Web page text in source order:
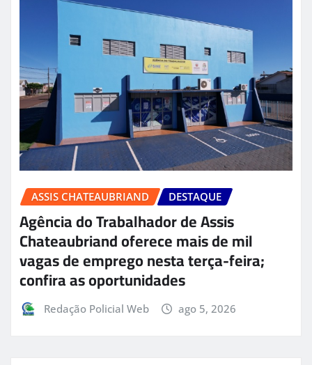
ASSIS CHATEAUBRIAND DESTAQUE
Agência do Trabalhador de Assis
Chateaubriand oferece mais de mil
vagas de emprego nesta terça-feira;
confira as oportunidades
Redação Policial Web ago 5, 2026